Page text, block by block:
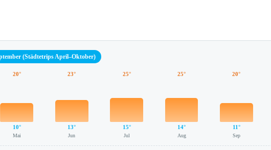
(Städtetrips April–Oktober)
20°
10°
Mai
23°
13°
Jun
25°
15°
Jul
25°
14°
Aug
20°
11°
Sep